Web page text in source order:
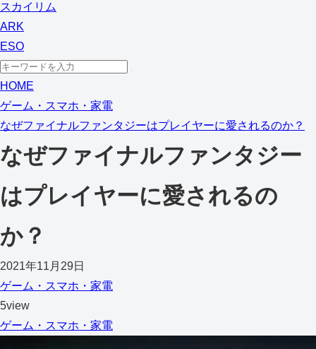
スカイリム
ARK
ESO
HOME
ゲーム・スマホ・家電
なぜファイナルファンタジーはプレイヤーに愛されるのか？
なぜファイナルファンタジー
はプレイヤーに愛されるの
か？
2021年11月29日
ゲーム・スマホ・家電
5view
ゲーム・スマホ・家電